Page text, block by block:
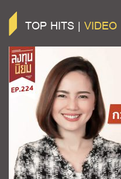
TOP HITS | VIDEO